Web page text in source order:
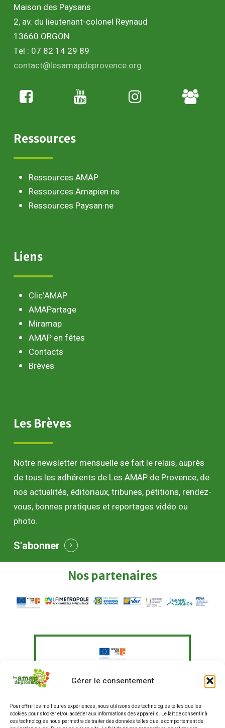
Gérer le consentement
Pour offrir les meilleures expériences, nous utilisons des technologies telles que les
cookies pour stocker et/ou accéder aux informations des appareils. Le fait de consentir à
ces technologies nous permettra de traiter des données telles que le comportement de
Maison des Paysans
2, av. du lieutenant-colonel Reynaud
13660 ORGON
Tel : 07 82 14 29 89
contact@lesamapdeprovence.org
Adhésion
paysan
Ressources
Ressources AMAP
Ressources Amapien·ne
Ressources Paysan·ne
Liens
Clic’AMAP
AMAPartage
Miramap
AMAP en fêtes
Contacts
Brèves
Les Brèves
Notre newsletter mensuelle se fait le relais, auprès
de tous les adhérents de Les AMAP de Provence, de
nos actualités, éditoriaux, tribunes, pétitions, rendez-
vous, bonnes pratiques et reportages vidéo ou
photo.
S'abonner
Nos partenaires
Le Fonds Européen Agricole pour le
d'actions visant à "Agir pour une
alimentation plus durable en